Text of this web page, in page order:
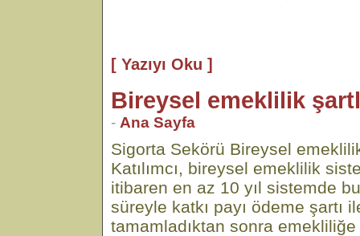
[ Yazıyı Oku ]
Bireysel emeklilik
- Ana Sayfa
Sigorta Sekörü Bireysel
Katılımcı, bireysel emeklilik
itibaren en az 10 yıl sistemde
süreyle katkı payı ödeme şartı
tamamladıktan sonra emekliliğe